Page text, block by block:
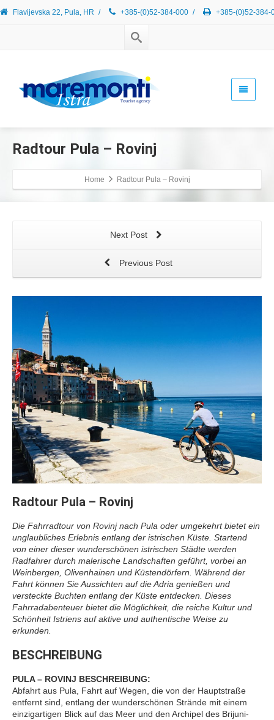
Flavijevska 22, Pula, HR / +385-(0)52-384-000 / +385-(0)52-
Radtour Pula – Rovinj
Home Radtour Pula – Rovinj
Next Post
Previous Post
Radtour Pula – Rovinj
Die Fahrradtour von Rovinj nach Pula oder umgekehrt bietet ein
unglaubliches Erlebnis entlang der istrischen Küste. Startend
von einer dieser wunderschönen istrischen Städte werden
Radfahrer durch malerische Landschaften geführt, vorbei an
Weinbergen, Olivenhainen und Küstendörfern. Während der
Fahrt können Sie Aussichten auf die Adria genießen und
versteckte Buchten entlang der Küste entdecken. Dieses
Fahrradabenteuer bietet die Möglichkeit, die reiche Kultur und
Schönheit Istriens auf aktive und authentische Weise zu
erkunden.
BESCHREIBUNG
PULA – ROVINJ BESCHREIBUNG:
Abfahrt aus Pula, Fahrt auf Wegen, die von der Hauptstraße
entfernt sind, entlang der wunderschönen Strände mit einem
einzigartigen Blick auf das Meer und den Archipel des Brijuni-